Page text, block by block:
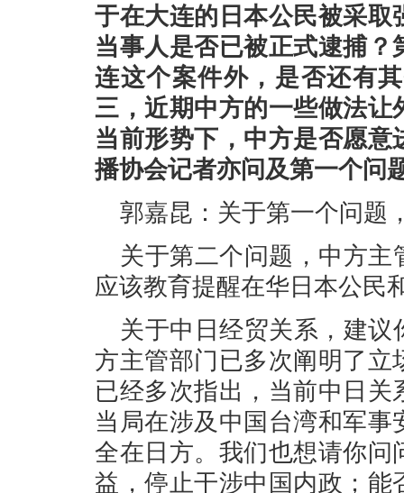
于在大连的日本公民被采
当事人是否已被正式逮捕
连这个案件外，是否还有
三，近期中方的一些做法
当前形势下，中方是否愿
播协会记者亦问及第一个问
郭嘉昆：关于第一个问题
关于第二个问题，中方
应该教育提醒在华日本公民
关于中日经贸关系，建
方主管部门已多次阐明了
已经多次指出，当前中日
当局在涉及中国台湾和军
全在日方。我们也想请你
益，停止干涉中国内政；